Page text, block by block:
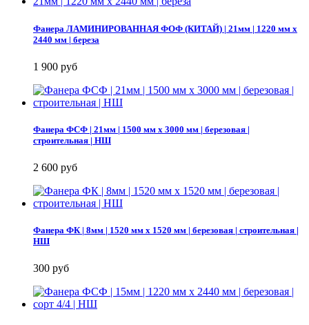
Фанера ЛАМИНИРОВАННАЯ ФОФ (КИТАЙ) | 21мм | 1220 мм х
2440 мм | береза
1 900 руб
Фанера ФСФ | 21мм | 1500 мм х 3000 мм | березовая |
строительная | НШ
2 600 руб
Фанера ФК | 8мм | 1520 мм х 1520 мм | березовая | строительная |
НШ
300 руб